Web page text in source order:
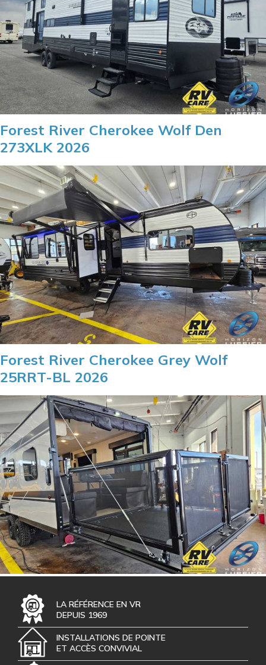
Forest River Cherokee Wolf Den
273XLK 2026
Forest River Cherokee Grey Wolf
25RRT-BL 2026
LA RÉFÉRENCE EN VR
DEPUIS 1969
INSTALLATIONS DE POINTE
ET ACCÈS CONVIVIAL